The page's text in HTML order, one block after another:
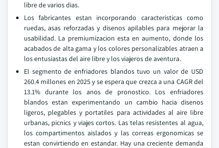
libre de varios dias.
Los fabricantes estan incorporando caracteristicas como
ruedas, asas reforzadas y disenos apilables para mejorar la
usabilidad. La premiumizacion esta en aumento, donde los
acabados de alta gama y los colores personalizables atraen a
los entusiastas del aire libre y los viajeros de aventura.
El segmento de enfriadores blandos tuvo un valor de USD
260.4 millones en 2025 y se espera que crezca a una CAGR del
13.1% durante los anos de pronostico. Los enfriadores
blandos estan experimentando un cambio hacia disenos
ligeros, plegables y portatiles para actividades al aire libre
urbanas, picnics y viajes cortos. Las telas resistentes al agua,
los compartimentos aislados y las correas ergonomicas se
estan convirtiendo en estandar. Hay una creciente demanda